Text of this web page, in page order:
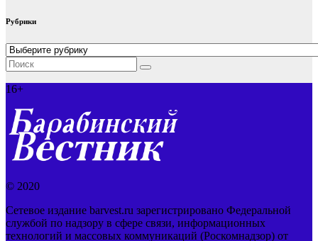
Рубрики
Рубрики
16+
© 2020
Сетевое издание barvest.ru зарегистрировано Федеральной
службой по надзору в сфере связи, информационных
технологий и массовых коммуникаций (Роскомнадзор) от